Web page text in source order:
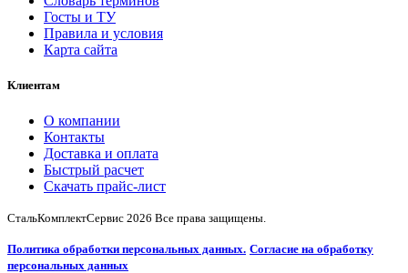
Госты и ТУ
Правила и условия
Карта сайта
Клиентам
О компании
Контакты
Доставка и оплата
Быстрый расчет
Скачать прайс-лист
СтальКомплектСервис 2026 Все права защищены.
Политика обработки персональных данных. Согласие на обработку
персональных данных